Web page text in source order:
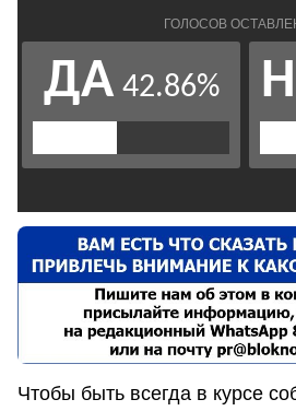
Чтобы быть всегда в курсе